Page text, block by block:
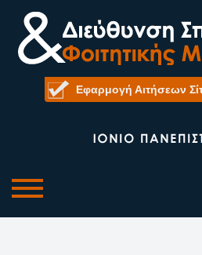
Εφαρμογή Αιτήσεων